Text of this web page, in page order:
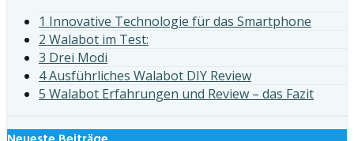
1 Innovative Technologie für das Smartphone
2 Walabot im Test:
3 Drei Modi
4 Ausführliches Walabot DIY Review
5 Walabot Erfahrungen und Review – das Fazit